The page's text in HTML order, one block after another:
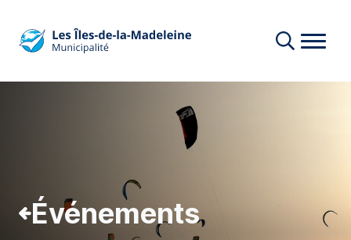
Événements